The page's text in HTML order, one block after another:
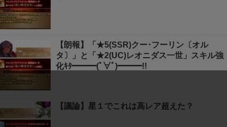
【朗報】「★5(SSR)クー･フーリン〔オル
タ〕」と「★2(UC)レオニダス一世」スキル強
化ｷﾀ━━━(ﾟ∀ﾟ)━━━!!
【議論】星１でこれは高レア超えた？